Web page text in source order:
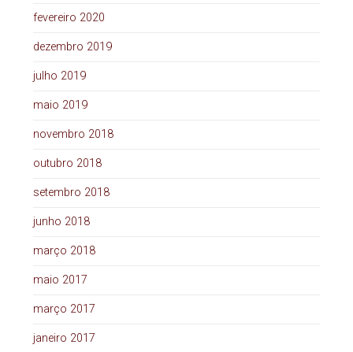
fevereiro 2020
dezembro 2019
julho 2019
maio 2019
novembro 2018
outubro 2018
setembro 2018
junho 2018
março 2018
maio 2017
março 2017
janeiro 2017